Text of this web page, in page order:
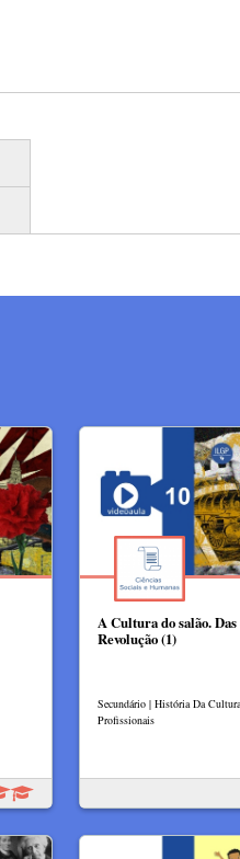
A Cultura do salão. Das
Revolução (1)
Secundário | História Da
Profissionais